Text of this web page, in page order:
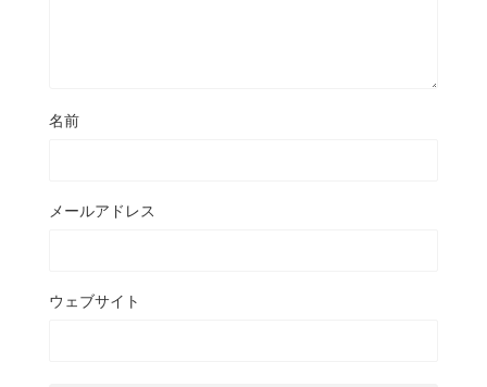
名前
メールアドレス
ウェブサイト